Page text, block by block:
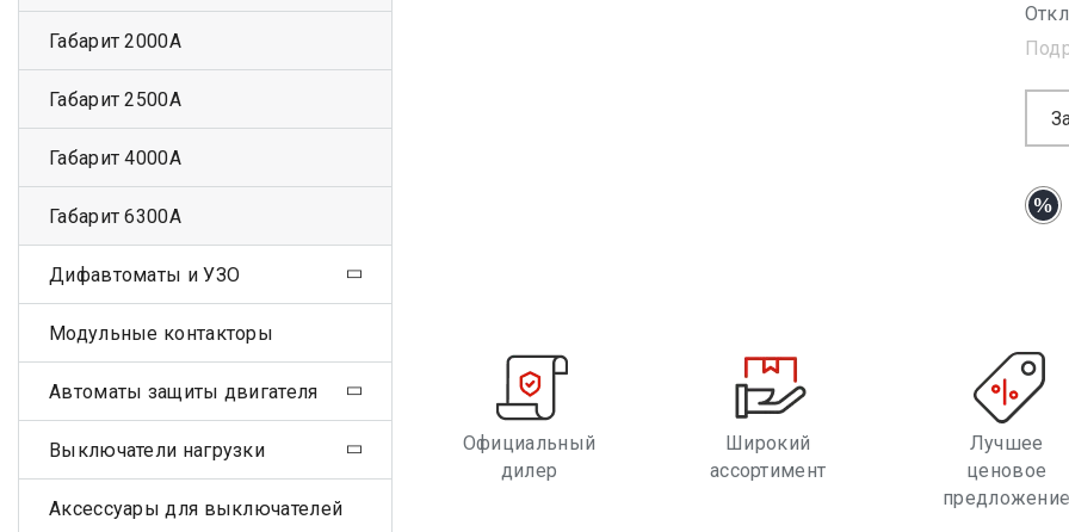
Официальный
дилер
Широкий
ассортимент
Лучшее
ценовое
предложение
Габарит 2000А
Габарит 2500А
Габарит 4000А
Габарит 6300А
Дифавтоматы и УЗО
Модульные контакторы
Автоматы защиты двигателя
Выключатели нагрузки
Аксессуары для выключателей